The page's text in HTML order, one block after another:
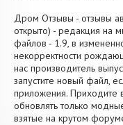
Дром Отзывы - отзывы
открыто) - редакция на
файлов - 1.9, в
некорректности
нас производитель
запустите новый файл,
приложения. Приходите
обновлять только
взятые на крутом